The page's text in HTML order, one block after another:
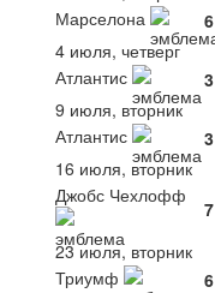
Марселона
6
4 июля, четверг
Атлантис
3
9 июля, вторник
Атлантис
3
16 июля, вторник
Джобс Чехлофф
7
23 июля, вторник
Триумф
6